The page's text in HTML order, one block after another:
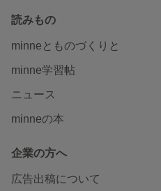
読みもの
minneとものづくりと
minne学習帖
ニュース
minneの本
企業の方へ
広告出稿について